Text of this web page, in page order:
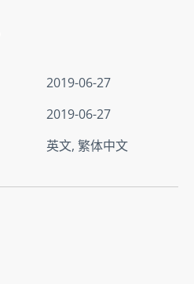
2019-06-27
2019-06-27
英文, 繁体中文